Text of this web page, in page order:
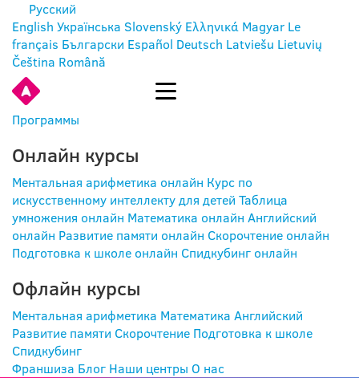
Русский
English Українська Slovenský Ελληνικά Magyar Le
français Български Español Deutsch Latviešu Lietuvių
Čeština Română
Программы
Онлайн курсы
Ментальная арифметика онлайн Курс по
искусственному интеллекту для детей Таблица
умножения онлайн Математика онлайн Английский
онлайн Развитие памяти онлайн Скорочтение онлайн
Подготовка к школе онлайн Спидкубинг онлайн
Офлайн курсы
Ментальная арифметика Математика Английский
Развитие памяти Скорочтение Подготовка к школе
Спидкубинг
Франшиза Блог Наши центры О нас